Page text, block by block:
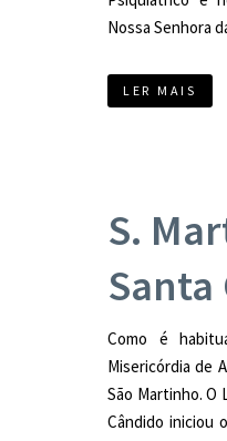
Nossa Senhora
LER MAIS
S.
Santa
Como é
Misericórdia de
São Martinho. O
Cândido iniciou